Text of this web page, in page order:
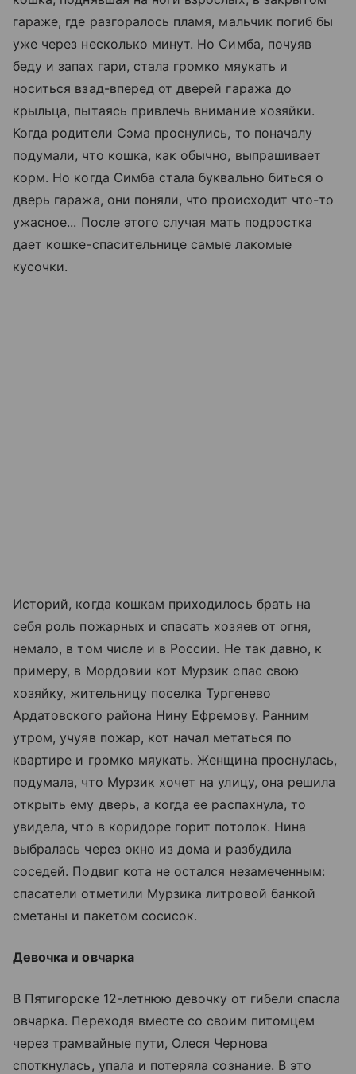
гараже, где разгоралось пламя, мальчик погиб бы
уже через несколько минут. Но Симба, почуяв
беду и запах гари, стала громко мяукать и
носиться взад-вперед от дверей гаража до
крыльца, пытаясь привлечь внимание хозяйки.
Когда родители Сэма проснулись, то поначалу
подумали, что кошка, как обычно, выпрашивает
корм. Но когда Симба стала буквально биться о
дверь гаража, они поняли, что происходит что-то
ужасное... После этого случая мать подростка
дает кошке-спасительнице самые лакомые
кусочки.
Историй, когда кошкам приходилось брать на
себя роль пожарных и спасать хозяев от огня,
немало, в том числе и в России. Не так давно, к
примеру, в Мордовии кот Мурзик спас свою
хозяйку, жительницу поселка Тургенево
Ардатовского района Нину Ефремову. Ранним
утром, учуяв пожар, кот начал метаться по
квартире и громко мяукать. Женщина проснулась,
подумала, что Мурзик хочет на улицу, она решила
открыть ему дверь, а когда ее распахнула, то
увидела, что в коридоре горит потолок. Нина
выбралась через окно из дома и разбудила
соседей. Подвиг кота не остался незамеченным:
спасатели отметили Мурзика литровой банкой
сметаны и пакетом сосисок.
Девочка и овчарка
В Пятигорске 12-летнюю девочку от гибели спасла
овчарка. Переходя вместе со своим питомцем
через трамвайные пути, Олеся Чернова
споткнулась, упала и потеряла сознание. В это